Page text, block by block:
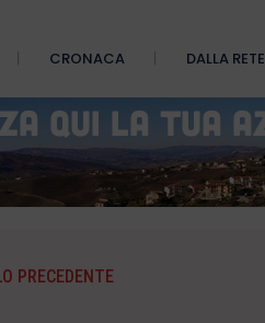
CRONACA DALLA RETE
PRECEDENTE